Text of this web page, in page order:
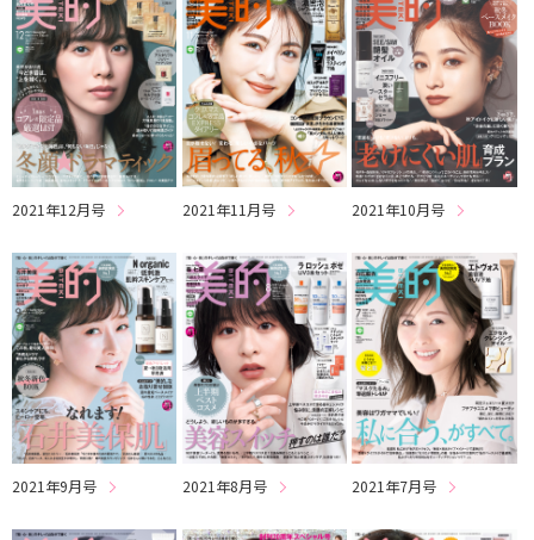
2021年12月号 2021年11月号 2021年10月号
2021年9月号 2021年8月号 2021年7月号